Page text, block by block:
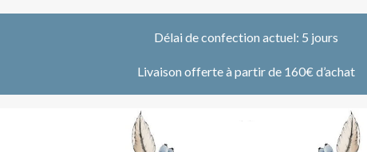
Délai de confection actuel: 5 jours
Livaison offerte à partir de 160€ d’achat